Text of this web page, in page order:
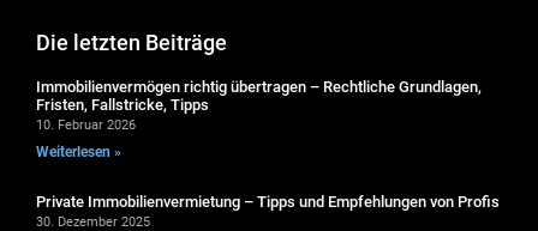
Die letzten Beiträge
Immobilienvermögen richtig übertragen – Rechtliche Grundlagen,
Fristen, Fallstricke, Tipps
10. Februar 2026
Weiterlesen »
Private Immobilienvermietung – Tipps und Empfehlungen von Profis
30. Dezember 2025